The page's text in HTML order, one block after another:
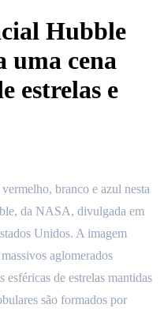
Hubble
uma cena
estrelas e
branco e azul nesta
da NASA, divulgada em
Unidos. A imagem
aglomerados
de estrelas mantidas
são formados por